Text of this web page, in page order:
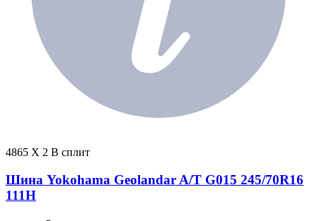
4865 X 2 В сплит
Шина Yokohama Geolandar A/T G015 245/70R16
111H